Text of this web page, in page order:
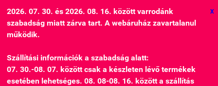
2026. 07. 30. és 2026. 08. 16. között varrodánk
szabadság miatt zárva tart. A webáruház zavartalanul
működik.
Szállítási információk a szabadság alatt:
07. 30.-08. 07. között csak a készleten lévő termékek
esetében lehetséges. 08. 08-08. 16. között a szállítás
X